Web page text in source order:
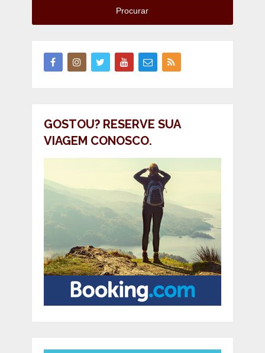
Procurar
GOSTOU? RESERVE SUA
VIAGEM CONOSCO.